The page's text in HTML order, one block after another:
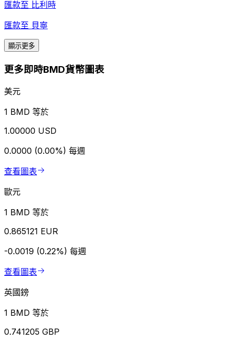
匯款至 比利時
匯款至 貝寧
顯示更多
更多即時BMD貨幣圖表
美元
1 BMD 等於
1.00000 USD
0.0000 (0.00%) 每週
查看圖表
歐元
1 BMD 等於
0.865121 EUR
-0.0019 (0.22%) 每週
查看圖表
英國鎊
1 BMD 等於
0.741205 GBP